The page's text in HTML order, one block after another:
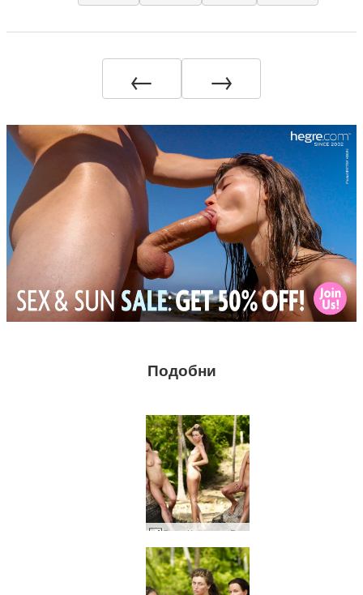
← →
Подобни
Лиза Криста и Руслана между длани #13